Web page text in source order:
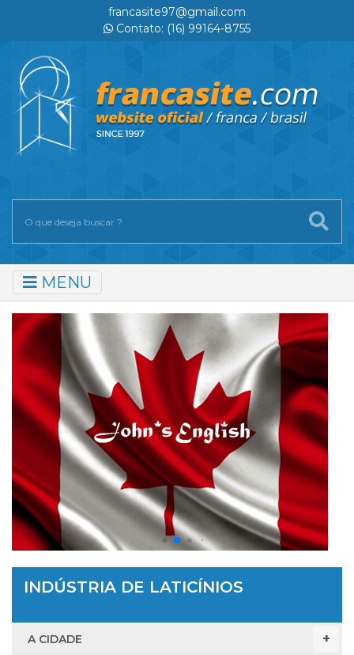
francasite97@gmail.com
Contato: (16) 99164-8755
MENU
INDÚSTRIA DE LATICÍNIOS
A CIDADE